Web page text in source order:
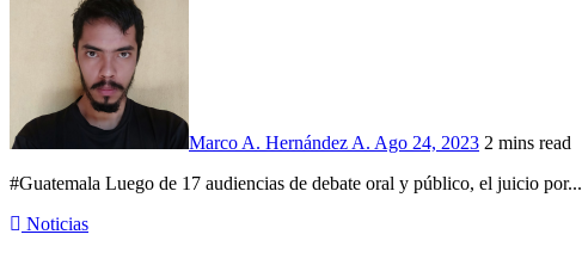
Marco A. Hernández A. Ago 24, 2023 2 mins read
#Guatemala Luego de 17 audiencias de debate oral y público, el juicio por...
Noticias